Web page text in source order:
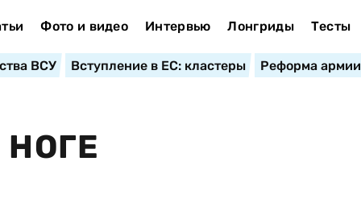
Фото и видео Интервью Лонгриды Тесты
ВСУ Вступление в ЕС: кластеры Реформа армии